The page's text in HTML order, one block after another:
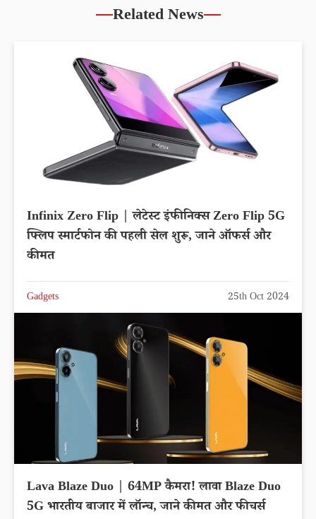
Related News
Infinix Zero Flip | लेटेस्ट इंफीनिक्स Zero Flip 5G
फ्लिप स्मार्टफोन की पहली सेल शुरू, जाने ऑफर्स और
कीमत
Gadgets 25th Oct 2024
Lava Blaze Duo | 64MP कैमरा! लावा Blaze Duo
5G भारतीय बाजार में लॉन्च, जाने कीमत और फीचर्स